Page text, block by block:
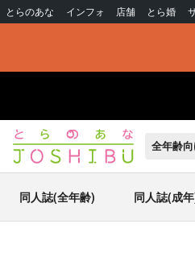
とらのあな インフォ 店舗 とら婚
全年齢
同人誌(全年齢) 同人誌(成